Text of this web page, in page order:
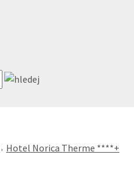
Hotel Norica Therme ****+